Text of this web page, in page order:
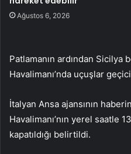
Ağustos 6, 2026
Patlamanın ardından Sicilya
Havalimanı’nda uçuşlar
İtalyan Ansa ajansının
Havalimanı’nın yerel saatle
kapatıldığı belirtildi.